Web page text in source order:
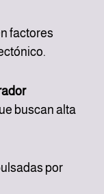
factores
buscan alta
por